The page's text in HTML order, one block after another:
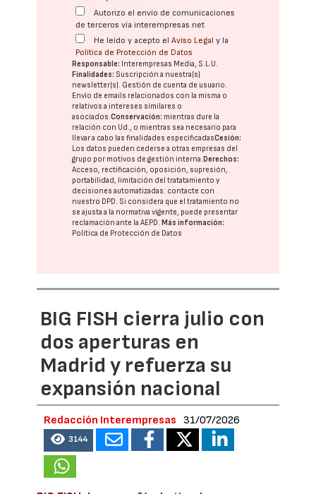
Autorizo el envío de comunicaciones
de terceros vía interempresas.net
He leído y acepto elAviso Legal y la
Política de Protección de Datos
Responsable: Interempresas Media, S.L.U.
Finalidades: Suscripción a nuestra(s)
newsletter(s). Gestión de cuenta de usuario.
Envío de emails relacionados con la misma o
relativos a intereses similares o
asociados.Conservación: mientras dure la
relación con Ud., o mientras sea necesario para
llevar a cabo las finalidades especificadasCesión:
Los datos pueden cederse a otras empresas del
grupo por motivos de gestión interna.Derechos:
Acceso, rectificación, oposición, supresión,
portabilidad, limitación del tratatamiento y
decisiones automatizadas: contacte con
nuestro DPD . Si considera que el tratamiento no
se ajusta a la normativa vigente, puede presentar
reclamación ante laAEPD .Más información:
Política de Protección de Datos
BIG FISH cierra julio con
dos aperturas en
Madrid y refuerza su
expansión nacional
Redacción Interempresas 31/07/2026
3144